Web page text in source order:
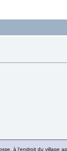
à l'endroit du village